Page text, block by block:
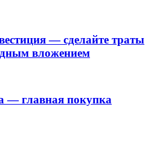
— сделайте траты
вложением
— главная покупка